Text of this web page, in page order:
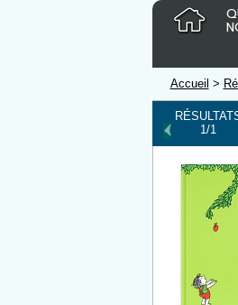
Accueil >
1/1